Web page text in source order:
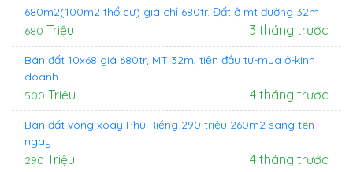
680m2(100m2 thổ cư) giá chỉ 680tr. Đất ở mt đường 32m
680 Triệu 3 tháng trước
Bán đất 10x68 giá 680tr, MT 32m, tiện đầu tư-mua ở-kinh
doanh
500 Triệu 4 tháng trước
Bán đất vòng xoay Phú Riềng 290 triệu 260m2 sang tên
ngay
290 Triệu 4 tháng trước